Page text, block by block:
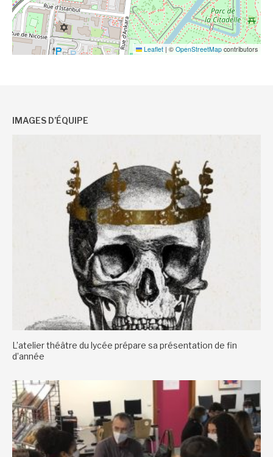
Leaflet | © OpenStreetMapcontributors
IMAGES D’ÉQUIPE
L’atelier théâtre du lycée prépare sa présentation de fin
d’année